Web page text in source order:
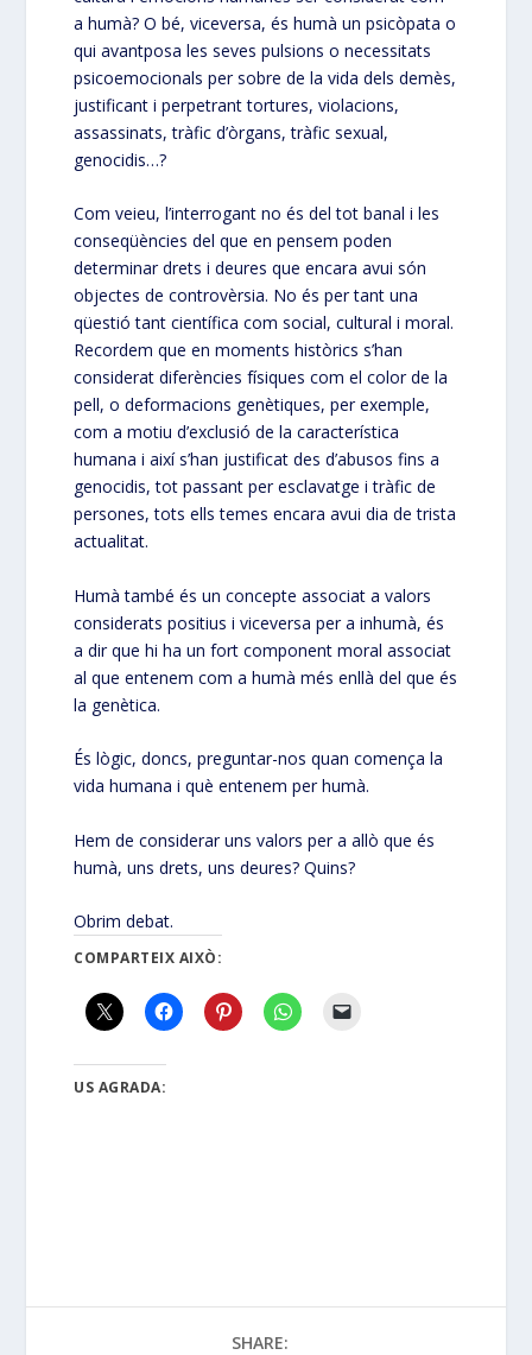
a humà? O bé, viceversa, és humà un psicòpata o
qui avantposa les seves pulsions o necessitats
psicoemocionals per sobre de la vida dels demès,
justificant i perpetrant tortures, violacions,
assassinats, tràfic d’òrgans, tràfic sexual,
genocidis…?
Com veieu, l’interrogant no és del tot banal i les
conseqüències del que en pensem poden
determinar drets i deures que encara avui són
objectes de controvèrsia. No és per tant una
qüestió tant científica com social, cultural i moral.
Recordem que en moments històrics s’han
considerat diferències físiques com el color de la
pell, o deformacions genètiques, per exemple,
com a motiu d’exclusió de la característica
humana i així s’han justificat des d’abusos fins a
genocidis, tot passant per esclavatge i tràfic de
persones, tots ells temes encara avui dia de trista
actualitat.
Humà també és un concepte associat a valors
considerats positius i viceversa per a inhumà, és
a dir que hi ha un fort component moral associat
al que entenem com a humà més enllà del que és
la genètica.
És lògic, doncs, preguntar-nos quan comença la
vida humana i què entenem per humà.
Hem de considerar uns valors per a allò que és
humà, uns drets, uns deures? Quins?
Obrim debat.
COMPARTEIX AIXÒ:
US AGRADA:
SHARE: